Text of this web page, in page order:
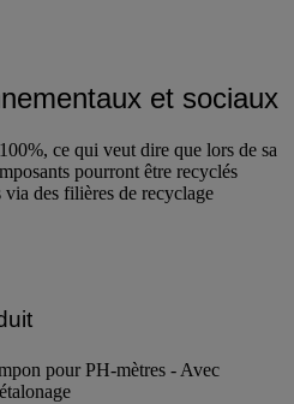
et sociaux
ce qui veut dire que lors de sa
pourront être recyclés
via des filières de recyclage
pour PH-mètres - Avec